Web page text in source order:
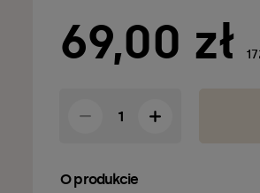
69,00 zł
O produkcie